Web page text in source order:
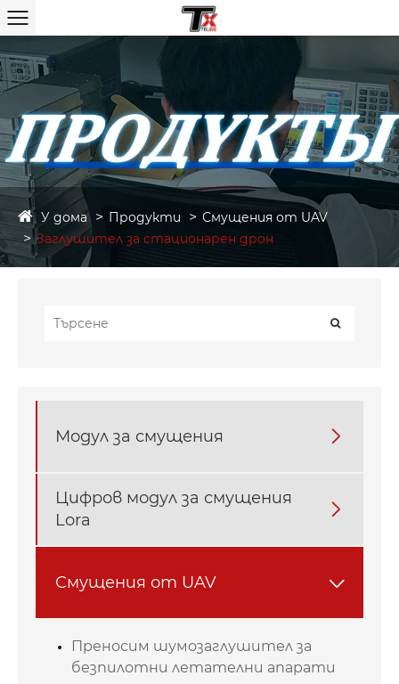
У дома Продукти
Смущения от UAV
Заглушител за стационарен дрон
Модул за смущения 
Цифров модул за смущения
Lora

Смущения от UAV 
Преносим шумозаглушител за
безпилотни летателни апарати